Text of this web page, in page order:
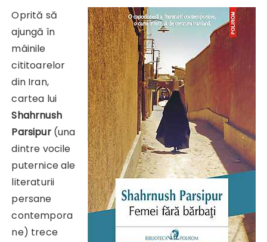
Oprită să
ajungă în
mâinile
cititoarelor
din Iran,
cartea lui
Shahrnush
Parsipur (una
dintre vocile
puternice ale
literaturii
persane
contempora
ne) trece